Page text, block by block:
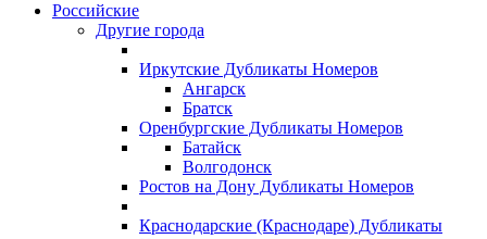
Российские
Другие города
Иркутские Дубликаты Номеров
Ангарск
Братск
Оренбургские Дубликаты Номеров
Батайск
Волгодонск
Ростов на Дону Дубликаты Номеров
Краснодарские (Краснодаре) Дубликаты